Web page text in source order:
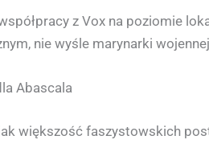
z Vox na poziomie
nie wyśle marynarki
Abascala
większość faszystowskich